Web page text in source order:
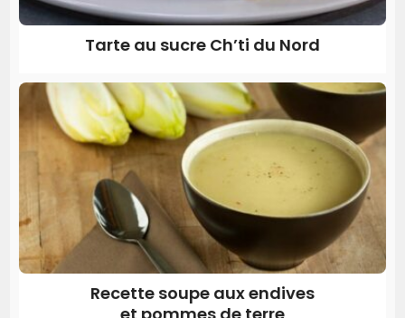
Tarte au sucre Ch’ti du Nord
Recette soupe aux endives